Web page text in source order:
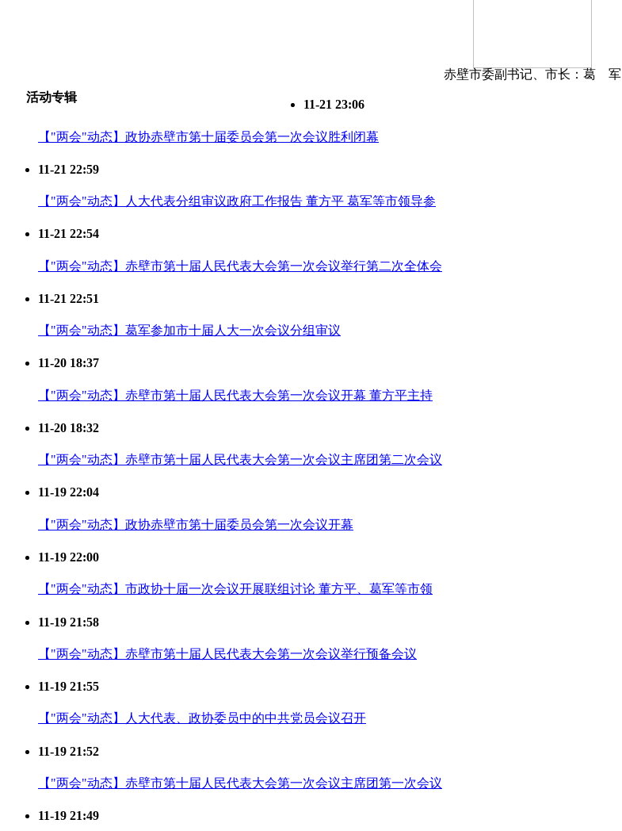
赤壁市委副书记、市长：葛 军
活动专辑
11-21 23:06
【"两会"动态】政协赤壁市第十届委员会第一次会议胜利闭幕
11-21 22:59
【"两会"动态】人大代表分组审议政府工作报告 董方平 葛军等市领导参
11-21 22:54
【"两会"动态】赤壁市第十届人民代表大会第一次会议举行第二次全体会
11-21 22:51
【"两会"动态】葛军参加市十届人大一次会议分组审议
11-20 18:37
【"两会"动态】赤壁市第十届人民代表大会第一次会议开幕 董方平主持
11-20 18:32
【"两会"动态】赤壁市第十届人民代表大会第一次会议主席团第二次会议
11-19 22:04
【"两会"动态】政协赤壁市第十届委员会第一次会议开幕
11-19 22:00
【"两会"动态】市政协十届一次会议开展联组讨论 董方平、葛军等市领
11-19 21:58
【"两会"动态】赤壁市第十届人民代表大会第一次会议举行预备会议
11-19 21:55
【"两会"动态】人大代表、政协委员中的中共党员会议召开
11-19 21:52
【"两会"动态】赤壁市第十届人民代表大会第一次会议主席团第一次会议
11-19 21:49